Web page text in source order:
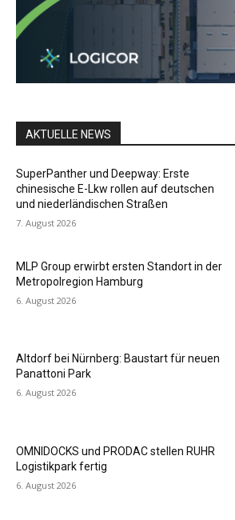
AKTUELLE NEWS
SuperPanther und Deepway: Erste
chinesische E-Lkw rollen auf deutschen
und niederländischen Straßen
7. August 2026
MLP Group erwirbt ersten Standort in der
Metropolregion Hamburg
6. August 2026
Altdorf bei Nürnberg: Baustart für neuen
Panattoni Park
6. August 2026
OMNIDOCKS und PRODAC stellen RUHR
Logistikpark fertig
6. August 2026